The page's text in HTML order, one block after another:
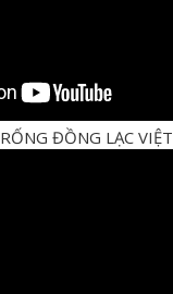
ĐỒNG LẠC VIỆT